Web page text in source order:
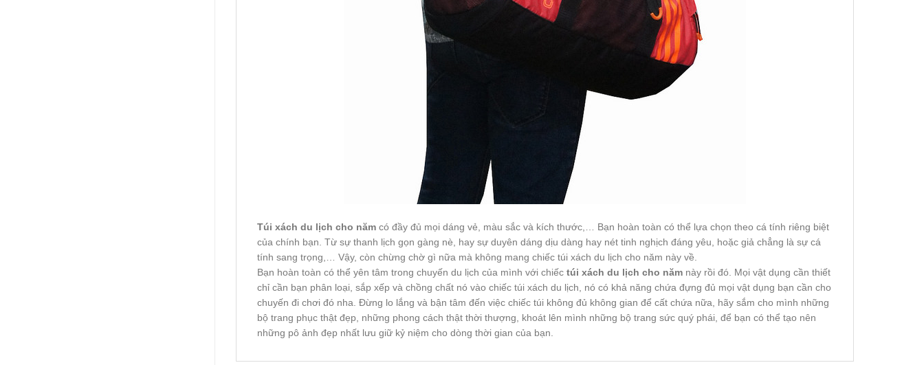
Túi xách du lịch cho năm có đầy đủ mọi dáng vẻ, màu sắc và kích thước,… Bạn hoàn toàn có thể lựa chọn theo cá tính riêng biệt
của chính bạn. Từ sự thanh lịch gọn gàng nè, hay sự duyên dáng dịu dàng hay nét tinh nghịch đáng yêu, hoặc giả chẳng là sự cá
tính sang trọng,… Vậy, còn chừng chờ gì nữa mà không mang chiếc túi xách du lịch cho năm này về.
Bạn hoàn toàn có thể yên tâm trong chuyến du lịch của mình với chiếc túi xách du lịch cho năm này rồi đó. Mọi vật dụng cần thiết
chỉ cần bạn phân loại, sắp xếp và chồng chất nó vào chiếc túi xách du lịch, nó có khả năng chứa đựng đủ mọi vật dụng bạn cần cho
chuyến đi chơi đó nha. Đừng lo lắng và bận tâm đến việc chiếc túi không đủ không gian để cất chứa nữa, hãy sắm cho mình những
bộ trang phục thật đẹp, những phong cách thật thời thượng, khoát lên mình những bộ trang sức quý phái, để bạn có thể tạo nên
những pô ảnh đẹp nhất lưu giữ kỷ niệm cho dòng thời gian của bạn.